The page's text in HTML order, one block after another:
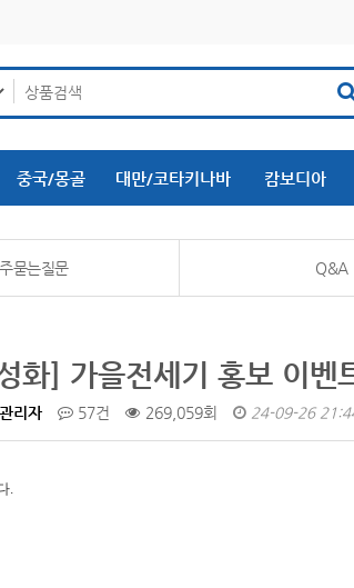
중국/몽골 대만/코타키나바
루
캄보디아
묻는질문 Q&A
화] 가을전세기 홍보 이벤
관리자 57건 269,059회 24-09-26
.